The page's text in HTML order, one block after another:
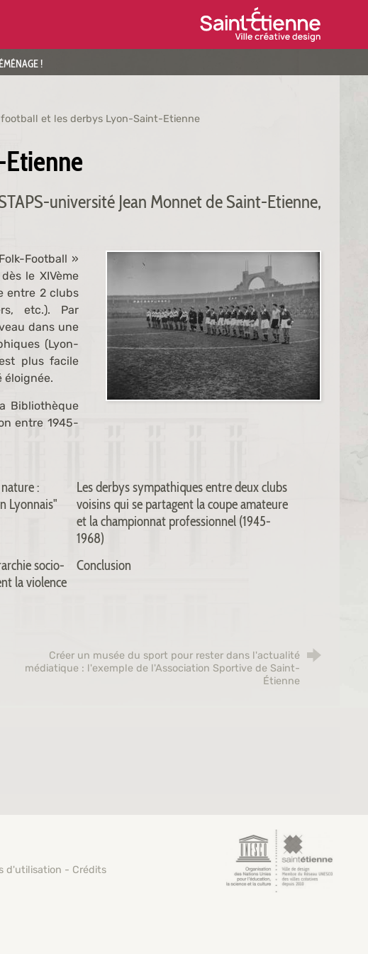
!
football et les derbys Lyon-Saint-Etienne
université Jean Monnet de Saint-Etienne,
Football »
le XIVème
entre 2 clubs
etc.). Par
dans une
(Lyon-
plus facile
éloignée.
Bibliothèque
entre 1945-
:
Lyonnais"
Les derbys sympathiques entre deux clubs
voisins qui se partagent la coupe amateure
et la championnat professionnel (1945-
1968)
socio-
la violence
Conclusion
Créer un musée du sport pour rester dans l'actualité
médiatique : l'exemple de l'Association Sportive de Saint-
Étienne
d'utilisation - Crédits
Saint-Étienne,